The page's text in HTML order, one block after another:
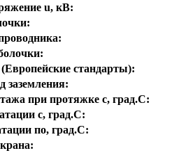
u, кВ:
стандарты):
заземления:
при протяжке с, град.C:
с, град.C:
по, град.C: